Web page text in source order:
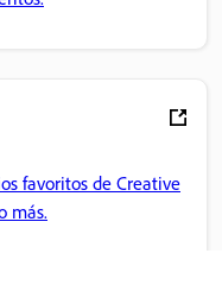
favoritos de Creative
más.